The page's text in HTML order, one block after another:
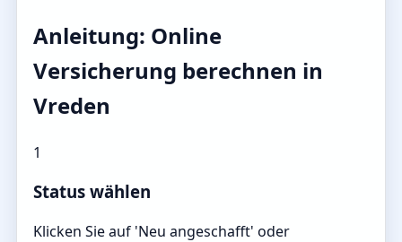
Anleitung: Online
Versicherung berechnen in
Vreden
1
Status wählen
Klicken Sie auf 'Neu angeschafft' oder